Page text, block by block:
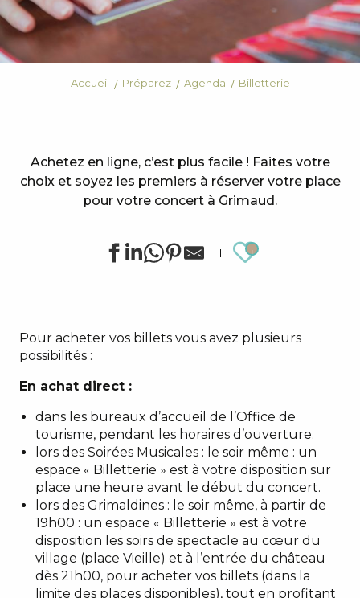
Accueil Préparez Agenda Billetterie
Achetez en ligne, c’est plus facile ! Faites votre
choix et soyez les premiers à réserver votre place
pour votre concert à Grimaud.
Ajouter
Pour acheter vos billets vous avez plusieurs
possibilités :
En achat direct :
dans les bureaux d’accueil de l’Office de
tourisme, pendant les horaires d’ouverture.
lors des Soirées Musicales : le soir même : un
espace « Billetterie » est à votre disposition sur
place une heure avant le début du concert.
lors des Grimaldines : le soir même, à partir de
19h00 : un espace « Billetterie » est à votre
disposition les soirs de spectacle au cœur du
village (place Vieille) et à l’entrée du château
dès 21h00, pour acheter vos billets (dans la
limite des places disponibles), tout en profitant